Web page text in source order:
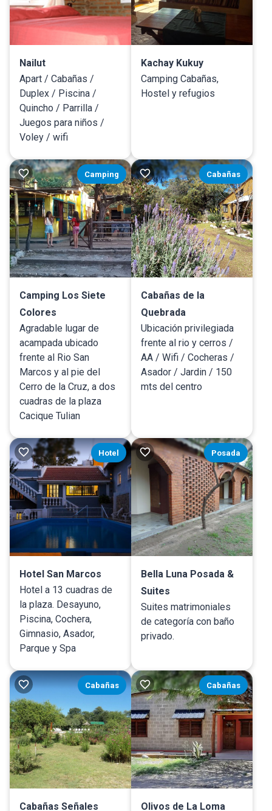
Nailut
Apart / Cabañas /
Duplex / Piscina /
Quincho / Parrilla /
Juegos para niños /
Voley / wifi
Kachay Kukuy
Camping Cabañas,
Hostel y refugios
Camping
Camping Los Siete
Colores
Agradable lugar de
acampada ubicado
frente al Rio San
Marcos y al pie del
Cerro de la Cruz, a dos
cuadras de la plaza
Cacique Tulian
Cabañas
Cabañas de la
Quebrada
Ubicación privilegiada
frente al rio y cerros /
AA / Wifi / Cocheras /
Asador / Jardin / 150
mts del centro
Hotel
Hotel San Marcos
Hotel a 13 cuadras de
la plaza. Desayuno,
Piscina, Cochera,
Gimnasio, Asador,
Parque y Spa
Posada
Bella Luna Posada &
Suites
Suites matrimoniales
de categoría con baño
privado.
Cabañas
Cabañas Señales
Cabañas
Olivos de La Loma